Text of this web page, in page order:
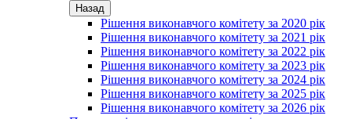
Назад
Рішення виконавчого комітету за 2020 рік
Рішення виконавчого комітету за 2021 рік
Рішення виконавчого комітету за 2022 рік
Рішення виконавчого комітету за 2023 рік
Рішення виконавчого комітету за 2024 рік
Рішення виконавчого комітету за 2025 рік
Рішення виконавчого комітету за 2026 рік